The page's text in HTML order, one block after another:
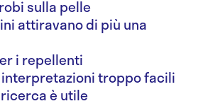
sulla pelle
attiravano di più una
i repellenti
troppo facili
è utile